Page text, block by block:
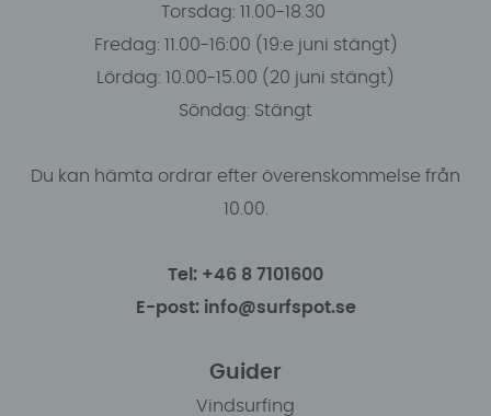
Torsdag: 11.00-18.30
Fredag: 11.00-16:00 (19:e juni stängt)
Lördag: 10.00-15.00 (20 juni stängt)
Söndag: Stängt
Du kan hämta ordrar efter överenskommelse från
10.00.
Tel: +46 8 7101600
E-post: info@surfspot.se
Guider
Vindsurfing